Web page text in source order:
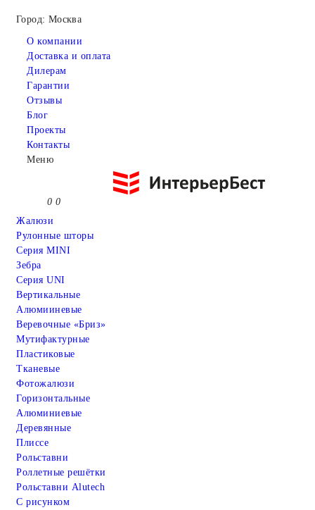
Город: Москва
О компании
Доставка и оплата
Дилерам
Гарантии
Отзывы
Блог
Проекты
Контакты
Меню
0 0
Жалюзи
Рулонные шторы
Серия MINI
Зебра
Серия UNI
Вертикальные
Алюмииневые
Веревочные «Бриз»
Мутифактурные
Пластиковые
Тканевые
Фотожалюзи
Горизонтальные
Алюминиевые
Деревянные
Плиссе
Рольставни
Роллетные решётки
Рольставни Alutech
С рисунком